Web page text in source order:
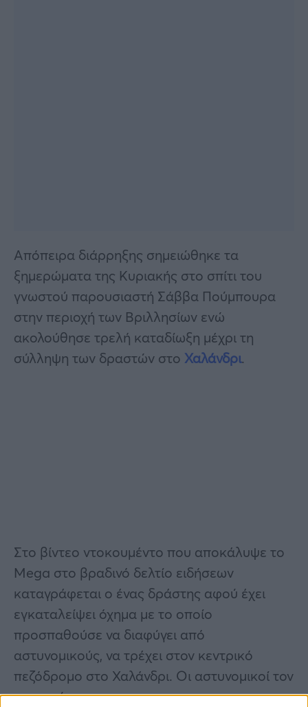
Απόπειρα διάρρηξης σημειώθηκε τα
ξημερώματα της Κυριακής στο σπίτι του
γνωστού παρουσιαστή Σάββα Πούμπουρα
στην περιοχή των Βριλλησίων ενώ
ακολούθησε τρελή καταδίωξη μέχρι τη
σύλληψη των δραστών στο Χαλάνδρι.
Στο βίντεο ντοκουμέντο που αποκάλυψε το
Mega στο βραδινό δελτίο ειδήσεων
καταγράφεται ο ένας δράστης αφού έχει
εγκαταλείψει όχημα με το οποίο
προσπαθούσε να διαφύγει από
αστυνομικούς, να τρέχει στον κεντρικό
πεζόδρομο στο Χαλάνδρι. Οι αστυνομικοί τον
κυνηγούν.